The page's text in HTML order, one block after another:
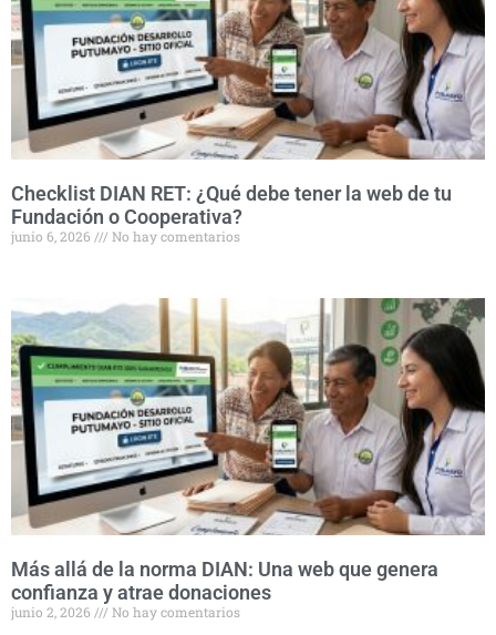
Checklist DIAN RET: ¿Qué debe tener la web de tu
Fundación o Cooperativa?
junio 6, 2026 No hay comentarios
Más allá de la norma DIAN: Una web que genera
confianza y atrae donaciones
junio 2, 2026 No hay comentarios